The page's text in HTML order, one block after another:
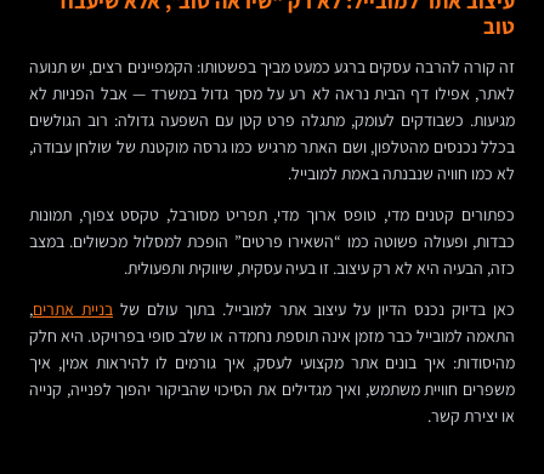
טוב
זה קורה להרבה עסקים ברגע כמעט מביך בפשטותו: הקמפיינים רצים, יש תנועה
לאתר, אפילו דף הבית נראה לא רע על מסך גדול במשרד — אבל הפניות לא
מגיעות. כשבודקים לעומק, מתגלה פרט קטן עם השפעה גדולה: רוב הגולשים
בכלל נכנסים מהטלפון, ושם האתר מרגיש כמו גרסה מוקטנת של שולחן עבודה,
לא כמו חוויה שנבנתה באמת למובייל.
כפתורים קטנים מדי, טופס ארוך מדי, תפריט מסורבל, טקסט צפוף, תמונות
כבדות, ופעולה פשוטה כמו “השאירו פרטים” הופכת למסלול מכשולים. במצב
כזה, הבעיה היא לא רק עיצוב. זו בעיה עסקית, שיווקית ותפעולית.
כאן בדיוק נכנס הדיון על עיצוב אתר למובייל. בתוך עולם שלבניית אתרים,
התאמה למובייל כבר מזמן אינה תוספת נחמדה או שלב סופי בפרויקט. היא חלק
מהיסודות: איך בונים אתר מקצועי לעסק, איך גורמים לו להיראות אמין, איך
משפרים חוויית משתמש, ואיך מגדילים את הסיכוי שהביקור יהפוך לפנייה, קנייה
או יצירת קשר.